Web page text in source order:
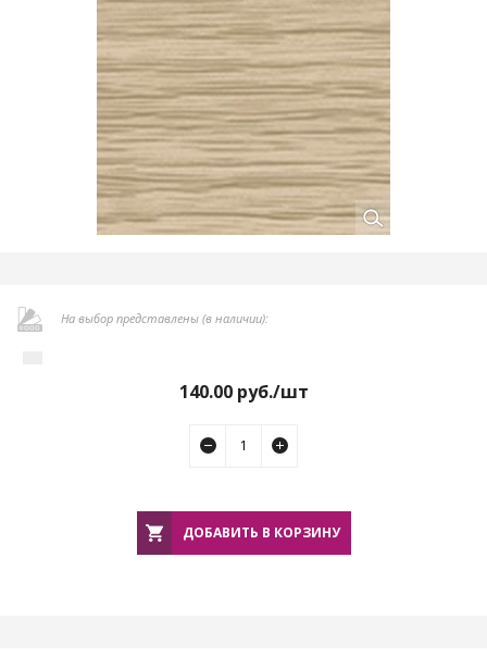
На выбор представлены (в наличии):
140.00руб./шт
ДОБАВИТЬ В КОРЗИНУ